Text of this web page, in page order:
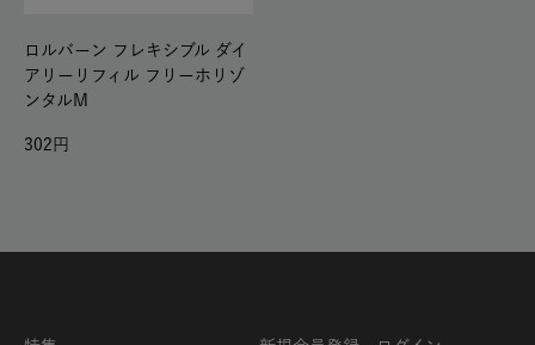
ロルバーン フレキシブル ダイ
アリーリフィル フリーホリゾ
ンタルM
302